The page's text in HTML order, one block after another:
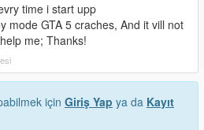
time i start upp
mode GTA 5 craches, And it vill not
me; Thanks!
için Giriş Yap ya da Kayıt